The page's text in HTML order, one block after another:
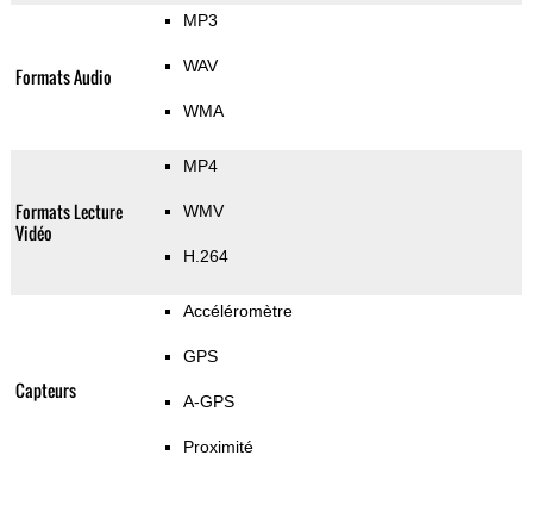
Formats Audio
MP3
WAV
WMA
Formats Lecture
Vidéo
MP4
WMV
H.264
Capteurs
Accéléromètre
GPS
A-GPS
Proximité